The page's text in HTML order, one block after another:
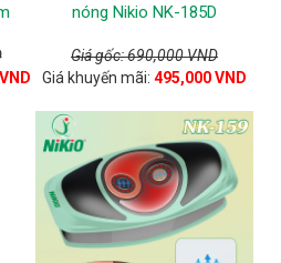
nóng Nikio NK-185D
Giá gốc: 690,000 VND
Giá khuyến mãi: 495,000 VND